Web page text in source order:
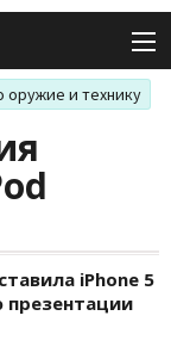
оружие и технику
iPhone 5
презентации